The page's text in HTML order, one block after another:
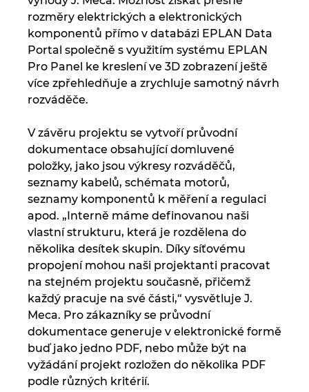
rozměry elektrických a elektronických
komponentů přímo v databázi EPLAN Data
Portal společně s využitím systému EPLAN
Pro Panel ke kreslení ve 3D zobrazení ještě
více zpřehledňuje a zrychluje samotný návrh
rozváděče.
V závěru projektu se vytvoří průvodní
dokumentace obsahující domluvené
položky, jako jsou výkresy rozváděčů,
seznamy kabelů, schémata motorů,
seznamy komponentů k měření a regulaci
apod. „Interně máme definovanou naši
vlastní strukturu, která je rozdělena do
několika desítek skupin. Díky síťovému
propojení mohou naši projektanti pracovat
na stejném projektu současně, přičemž
každý pracuje na své části,“ vysvětluje J.
Meca. Pro zákazníky se průvodní
dokumentace generuje v elektronické formě
buď jako jedno PDF, nebo může být na
vyžádání projekt rozložen do několika PDF
podle různých kritérií.